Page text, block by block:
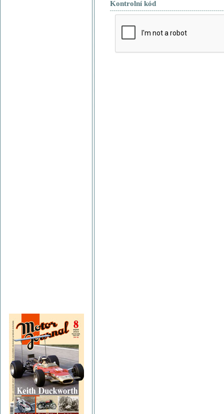
Kontrolní kód